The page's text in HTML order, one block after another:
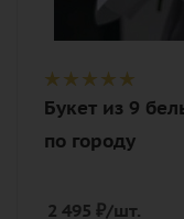
Букет из 9
по городу
2 495 ₽/шт.